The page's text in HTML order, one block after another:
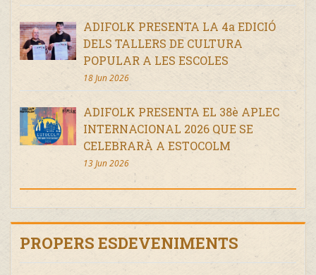
ADIFOLK PRESENTA LA 4a EDICIÓ
DELS TALLERS DE CULTURA
POPULAR A LES ESCOLES
18 Jun 2026
ADIFOLK PRESENTA EL 38è APLEC
INTERNACIONAL 2026 QUE SE
CELEBRARÀ A ESTOCOLM
13 Jun 2026
PROPERS ESDEVENIMENTS